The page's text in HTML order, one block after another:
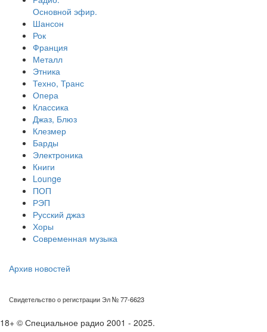
Основной эфир.
Шансон
Рок
Франция
Металл
Этника
Техно, Транс
Опера
Классика
Джаз, Блюз
Клезмер
Барды
Электроника
Книги
Lounge
ПОП
РЭП
Русский джаз
Хоры
Современная музыка
Архив новостей
Свидетельство о регистрации Эл № 77-6623
18+ © Специальное радио 2001 - 2025.